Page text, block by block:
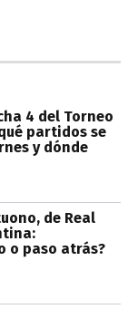
4 del Torneo
partidos se
y dónde
de Real
o paso atrás?